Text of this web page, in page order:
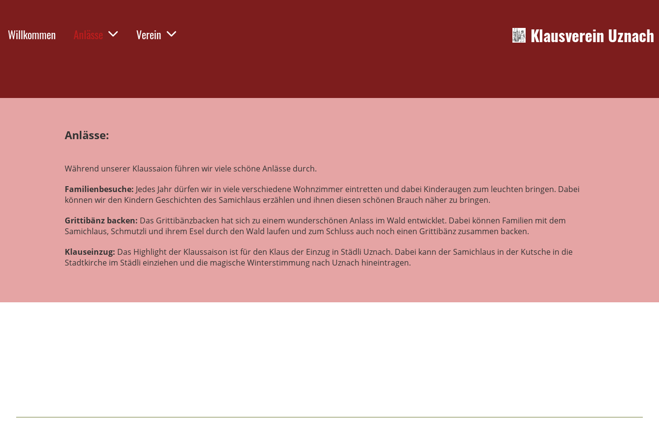
Willkommen Anlässe Verein Klausverein Uznach
Anlässe:
Während unserer Klaussaion führen wir viele schöne Anlässe durch.
Familienbesuche: Jedes Jahr dürfen wir in viele verschiedene Wohnzimmer eintretten und dabei Kinderaugen zum leuchten bringen. Dabei
können wir den Kindern Geschichten des Samichlaus erzählen und ihnen diesen schönen Brauch näher zu bringen.
Grittibänz backen: Das Grittibänzbacken hat sich zu einem wunderschönen Anlass im Wald entwicklet. Dabei können Familien mit dem
Samichlaus, Schmutzli und ihrem Esel durch den Wald laufen und zum Schluss auch noch einen Grittibänz zusammen backen.
Klauseinzug: Das Highlight der Klaussaison ist für den Klaus der Einzug in Städli Uznach. Dabei kann der Samichlaus in der Kutsche in die
Stadtkirche im Städli einziehen und die magische Winterstimmung nach Uznach hineintragen.